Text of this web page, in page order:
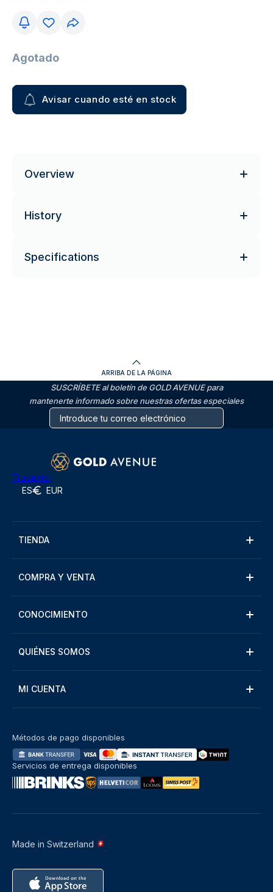
Agotado
Avisar cuando esté en stock
Overview
History
Specifications
ARRIBA DE LA PÁGINA
SUSCRÍBETE al boletín de GOLD AVENUE para
mantenerte informado sobre nuestras ofertas especiales
Trustpilot
ES EUR
TIENDA
COMPRA Y VENTA
CONOCIMIENTO
QUIÉNES SOMOS
MI CUENTA
Made in Switzerland
Métodos de pago disponibles
Servicios de entrega disponibles